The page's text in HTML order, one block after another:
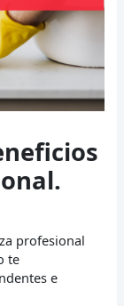
profesional
te
e